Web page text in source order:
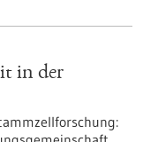
in der